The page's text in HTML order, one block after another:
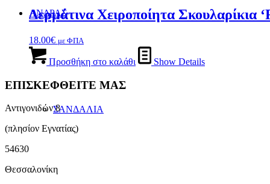
ΑΝΔΡΑΣ
ΣΑΝΔΑΛΙΑ
σελίδα
του
Δερμάτινα Χειροποίητα Σκουλαρίκια
18.00€ με ΦΠΑ
Προσθήκη στο καλάθι Show Details
ΕΠΙΣΚΕΦΘΕΙΤΕ ΜΑΣ
Αντιγονιδών 8
(πλησίον Εγνατίας)
54630
Θεσσαλονίκη